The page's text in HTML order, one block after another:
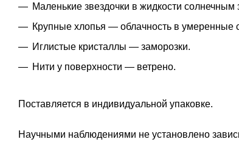
Маленькие звездочки в жидкости
Крупные хлопья — облачность в умеренные
Иглистые кристаллы — заморозки.
Нити у поверхности — ветрено.
Поставляется в индивидуальной упаковке.
Научными наблюдениями не установлено